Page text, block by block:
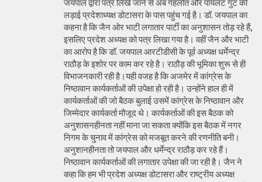
जयपाल द्वारा पत्र लिखे जाने से अब गहलोत और पायलट गुट की
लड़ाई प्रदेशाध्यक्ष डोटासरा के पास पहुंच गई है। डॉ. जयपाल का
कहना है कि जैन ओर भाटी लगातार पार्टी का अनुशासन तोड़ रहे हैं,
इसलिए प्रदेश अध्यक्ष को पत्र लिखा गया है। वहीं जैन और भाटी
का आरोप है कि डॉ. जयपाल आरटीडीसी के पूर्व अध्यक्ष धर्मेन्द्र
राठौड़ के इशोर पर काम कर रहे है। राठौड़ की भूमिका शुरू से ही
विभाजनकारी रही है।यही वजह है कि अजमेर में कांग्रेस के
निष्ठावान कार्यकर्ताओं की उपेक्षा हो रही है। उन्होंने हाल ही में
कार्यकर्ताओं की जो बैठक बुलाई उसमें कांग्रेस के निष्ठावान और
जिम्मेदार कार्यकर्ता मौजूद थे। कार्यकर्ताओं की इस बैठक को
अनुशासनहीनता नहीं माना जा सकता क्योंकि इस बैठक में नगर
निगम के चुनाव में कांग्रेस को मजबूत करने की रणनीति बनी।
अनुशानहीनता तो जयपाल और धर्मेन्द्र राठौड़ कर रहे हैं।
निष्ठावान कार्यकर्ताओं की लगातार उपेक्षा की जा रही है। जैन ने
कहा कि हम भी प्रदेश अध्यक्ष डोटासरा और राष्ट्रीय अध्यक्ष